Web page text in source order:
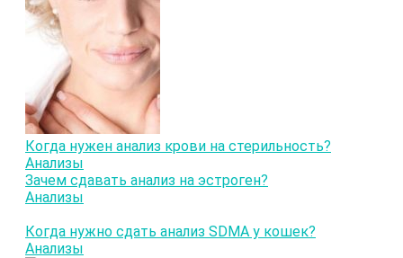
Когда нужен анализ крови на стерильность?
Анализы
Зачем сдавать анализ на эстроген?
Анализы
Когда нужно сдать анализ SDMA у кошек?
Анализы